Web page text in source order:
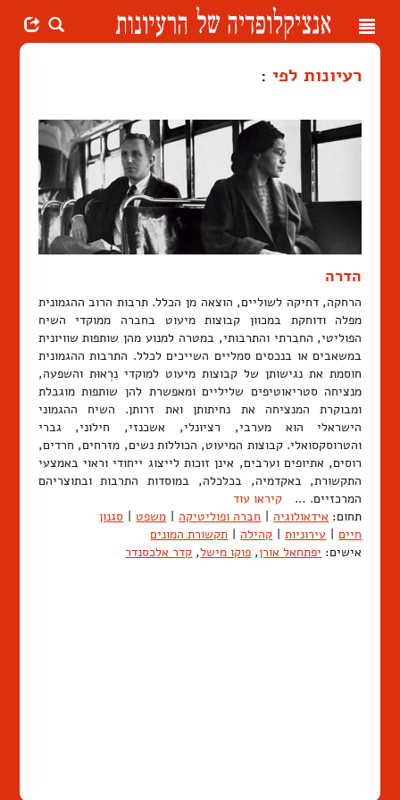
Toggle
רעיונות לפי :
הדרה
הרחקה, דחיקה לשוליים, הוצאה מן הכלל. תרבות הרוב ההגמונית
מפלה ודוחקת במכוון קבוצות מיעוט בחברה ממוקדי השיח
הפוליטי, החברתי והתרבותי, במטרה למנוע מהן שותפות שוויונית
במשאבים או בנכסים סמליים השייכים לכלל. התרבות ההגמונית
חוסמת את נגישותן של קבוצות מיעוט למוקדי נִרְאוּת והשפעה,
מנציחה סטריאוטיפים שליליים ומאפשרת להן שותפות מוגבלת
ומבוקרת המנציחה את נחיתותן ואת זרותן. השיח ההגמוני
הישראלי הוא מערבי, רציונלי, אשכנזי, חילוני, גברי
והטרוסקסואלי. קבוצות המיעוט, הכוללות נשים, מזרחים, חרדים,
רוסים, אתיופים וערבים, אינן זוכות לייצוג ייחודי וראוי באמצעי
התקשורת, באקדמיה, בכלכלה, במוסדות התרבות ובתוצריהם
המרכזיים. … קיראו עוד
תחום: אידאולוגיה חברה ופוליטיקה משפט
סגנון
חיים
עירוניות קהילה
תקשורת המונים
אישים: יפתחאל אורן, פוקו מישל, קדר אלכסנדר